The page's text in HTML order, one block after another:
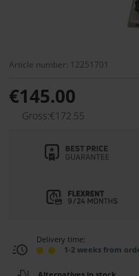
Article number: 12251701
€145.00
Gross:€172.55
Delivery time:
1-2 weeks from